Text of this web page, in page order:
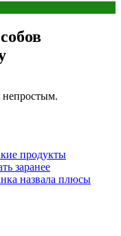
продукты
заранее
назвала плюсы